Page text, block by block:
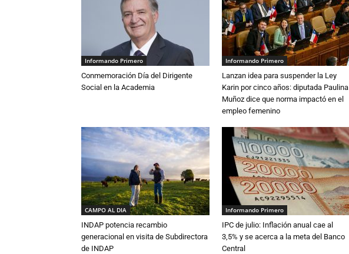
Informando Primero
Conmemoración Día del Dirigente
Social en la Academia
Informando Primero
Lanzan idea para suspender la Ley
Karin por cinco años: diputada Paulina
Muñoz dice que norma impactó en el
empleo femenino
CAMPO AL DIA
INDAP potencia recambio
generacional en visita de Subdirectora
de INDAP
Informando Primero
IPC de julio: Inflación anual cae al
3,5% y se acerca a la meta del Banco
Central